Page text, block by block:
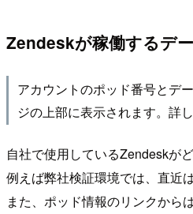
Zendeskが稼働するデ
アカウントのポッド番号とデ
ジの上部に表示されます。詳
自社で使用しているZendeskが
例えば弊社検証環境では、直近
また、ポッド情報のリンクから